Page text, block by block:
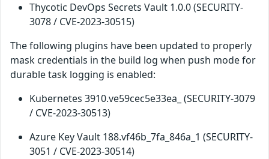
Thycotic DevOps Secrets Vault 1.0.0 (SECURITY-
3078 / CVE-2023-30515)
The following plugins have been updated to properly
mask credentials in the build log when push mode for
durable task logging is enabled:
Kubernetes 3910.ve59cec5e33ea_ (SECURITY-3079
/ CVE-2023-30513)
Azure Key Vault 188.vf46b_7fa_846a_1 (SECURITY-
3051 / CVE-2023-30514)